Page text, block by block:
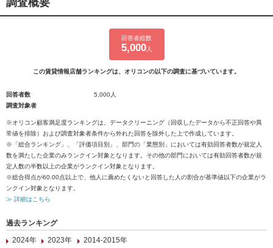
調査概要
回答者総数
5,000人
この賃貸情報店舗ランキングは、オリコンの以下の調査に基づいています。
回答者数
5,000人
調査対象者
※オリコン顧客満足度ランキングは、データクリーニング（回収したデータから不正回答や異
常値を排除）および調査対象者条件から外れた回答を除外した上で作成しています。
※「総合ランキング」、「評価項目別」、部門の「業態別」においては有効回答者数が規定人
数を満たした企業のみランクイン対象となります。その他の部門においては有効回答者数が規
定人数の半数以上の企業がランクイン対象となります。
※総合得点が60.00点以上で、他人に薦めたくないと回答した人の割合が基準値以下の企業がラ
ンクイン対象となります。
≫ 詳細はこちら
過去ランキング
2024年
2023年 2014-2015年